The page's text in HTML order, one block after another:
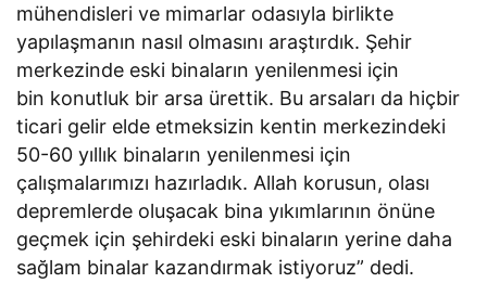
mühendisleri ve mimarlar odasıyla birlikte
yapılaşmanın nasıl olmasını araştırdık. Şehir
merkezinde eski binaların yenilenmesi için
bin konutluk bir arsa ürettik. Bu arsaları da hiçbir
ticari gelir elde etmeksizin kentin merkezindeki
50-60 yıllık binaların yenilenmesi için
çalışmalarımızı hazırladık. Allah korusun, olası
depremlerde oluşacak bina yıkımlarının önüne
geçmek için şehirdeki eski binaların yerine daha
sağlam binalar kazandırmak istiyoruz” dedi.